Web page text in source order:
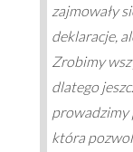
zajmowały
deklaracje,
Zrobimy
dlatego
prowadzimy
która